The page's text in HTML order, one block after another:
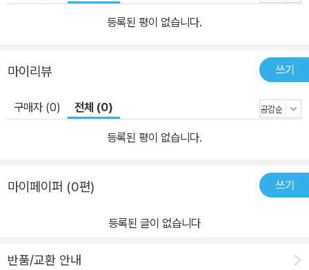
등록된 평이 없습니다.
마이리뷰 쓰기
구매자 (0) 전체 (0)
등록된 평이 없습니다.
마이페이퍼 (0편) 쓰기
등록된 글이 없습니다
반품/교환 안내